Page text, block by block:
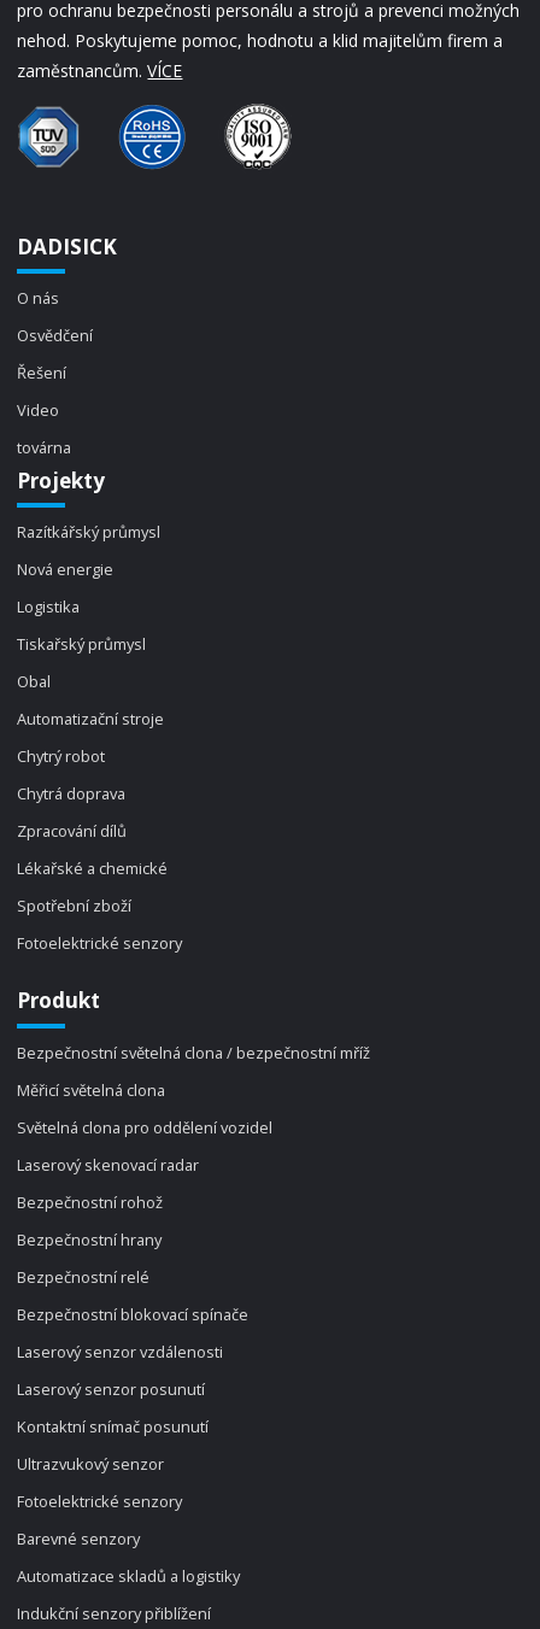
pro ochranu bezpečnosti personálu a strojů a prevenci možných
nehod. Poskytujeme pomoc, hodnotu a klid majitelům firem a
zaměstnancům.VÍCE
DADISICK
O nás
Osvědčení
Řešení
Video
továrna
Projekty
Razítkářský průmysl
Nová energie
Logistika
Tiskařský průmysl
Obal
Automatizační stroje
Chytrý robot
Chytrá doprava
Zpracování dílů
Lékařské a chemické
Spotřební zboží
Fotoelektrické senzory
Produkt
Bezpečnostní světelná clona / bezpečnostní mříž
Měřicí světelná clona
Světelná clona pro oddělení vozidel
Laserový skenovací radar
Bezpečnostní rohož
Bezpečnostní hrany
Bezpečnostní relé
Bezpečnostní blokovací spínače
Laserový senzor vzdálenosti
Laserový senzor posunutí
Kontaktní snímač posunutí
Ultrazvukový senzor
Fotoelektrické senzory
Barevné senzory
Automatizace skladů a logistiky
Indukční senzory přiblížení